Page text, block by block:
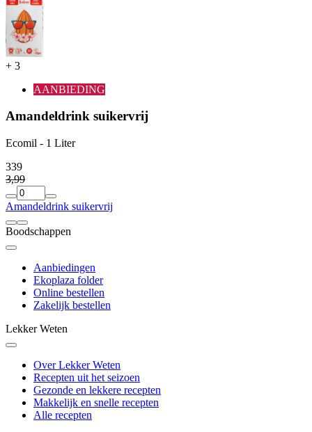
+ 3
AANBIEDING
Amandeldrink suikervrij
Ecomil - 1 Liter
339
3,99
Amandeldrink suikervrij
Boodschappen
Aanbiedingen
Ekoplaza folder
Online bestellen
Zakelijk bestellen
Lekker Weten
Over Lekker Weten
Recepten uit het seizoen
Gezonde en lekkere recepten
Makkelijk en snelle recepten
Alle recepten